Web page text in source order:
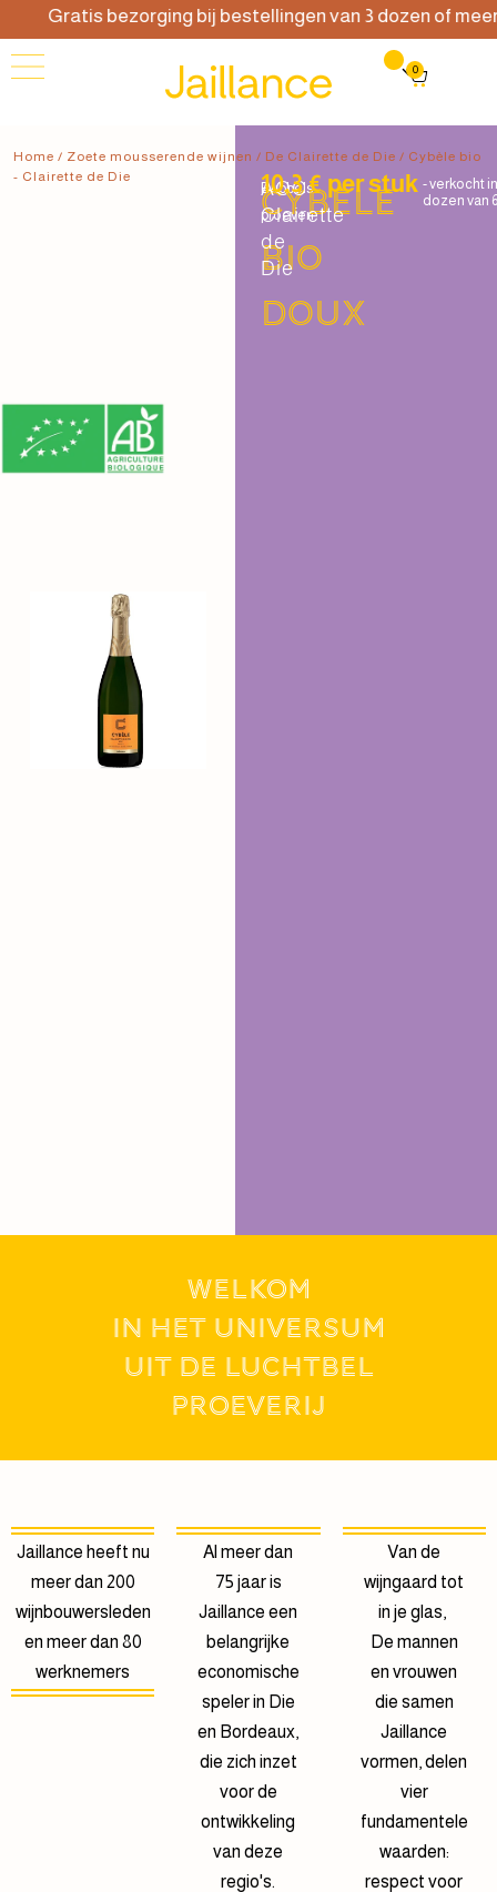
Gratis bezorging bij bestellingen van 3 dozen of meer
0
Home / Zoete mousserende wijnen / De Clairette de Die / Cybèle bio
- Clairette de Die
Bubbels
proeven
Cybèle
bio
Doux
AOC
Clairette
de
Die
10,3 € per stuk - verkocht in
dozen van 6
WELKOM
IN HET UNIVERSUM
UIT DE LUCHTBEL
proeverij
Jaillance heeft nu
meer dan 200
wijnbouwersleden
en meer dan 80
werknemers
Al meer dan
75 jaar is
Jaillance een
belangrijke
economische
speler in Die
en Bordeaux,
die zich inzet
voor de
ontwikkeling
van deze
regio's.
Van de
wijngaard tot
in je glas,
De mannen
en vrouwen
die samen
Jaillance
vormen, delen
vier
fundamentele
waarden:
respect voor